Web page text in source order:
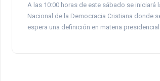
A las 10:00 horas de este sábado se iniciará
Nacional de la Democracia Cristiana donde
espera una definición en materia presidencial.